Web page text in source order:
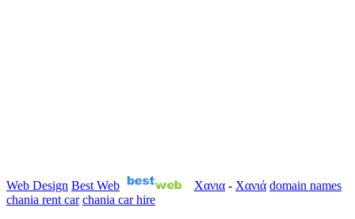
Web Design Best Web Χανια - Χανιά domain names
chania rent car chania car hire